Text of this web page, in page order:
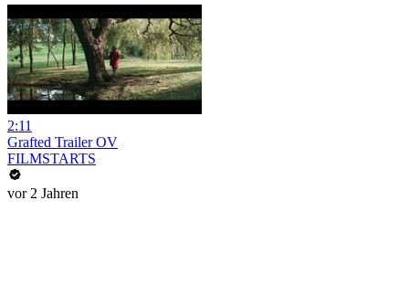
2:11
Grafted Trailer OV
FILMSTARTS
vor 2 Jahren